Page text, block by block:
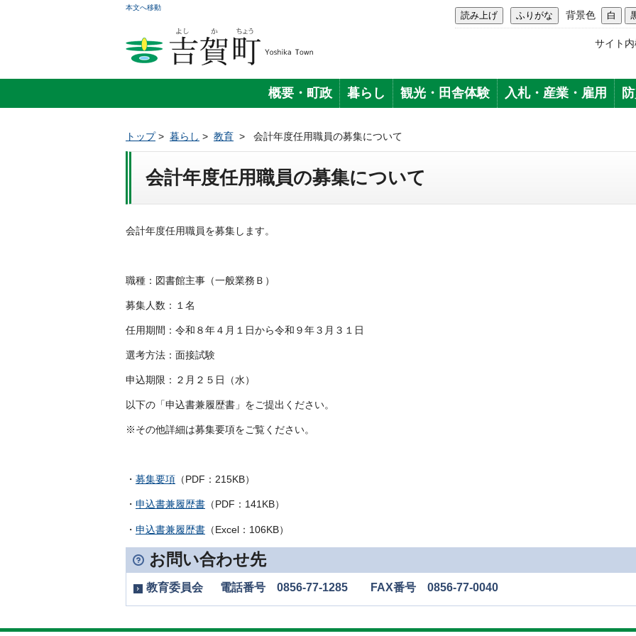
本文へ移動
背景色
サイト
概要・町政 暮らし 観光・田舎体験 入札・産業・雇用
トップ> 暮らし > 教育 > 会計年度任用職員の募集について
会計年度任用職員の募集について
会計年度任用職員を募集します。
職種：図書館主事（一般業務Ｂ）
募集人数：１名
任用期間：令和８年４月１日から令和９年３月３１日
選考方法：面接試験
申込期限：２月２５日（水）
以下の「申込書兼履歴書」をご提出ください。
※その他詳細は募集要項をご覧ください。
・ 募集要項 （PDF：215KB）
・ 申込書兼履歴書 （PDF：141KB）
・ 申込書兼履歴書 （Excel：106KB）
お問い合わせ先
教育委員会 電話番号 0856-77-1285 FAX番号 0856-77-0040